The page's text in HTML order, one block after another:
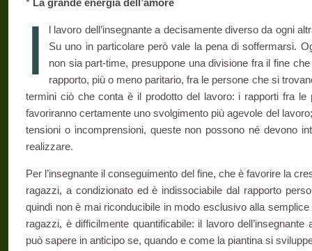
* La grande energia dell’amore
I
l lavoro dell’insegnante a decisamente diverso da ogni
Su uno in particolare però vale la pena di soffermarsi.
non sia part-time, presuppone una divisione fra il fine
rapporto, più o meno paritario, fra le persone che si
termini ciò che conta è il prodotto del lavoro: i rapporti fra le
favoriranno certamente uno svolgimento più agevole del
tensioni o incomprensioni, queste non possono né devono
realizzare.
Per l’insegnante il conseguimento del fine, che è favorire la
ragazzi, a condizionato ed è indissociabile dal rapporto
quindi non è mai riconducibile in modo esclusivo alla
ragazzi, è difficilmente quantificabile: il lavoro
può sapere in anticipo se, quando e come la piantina si